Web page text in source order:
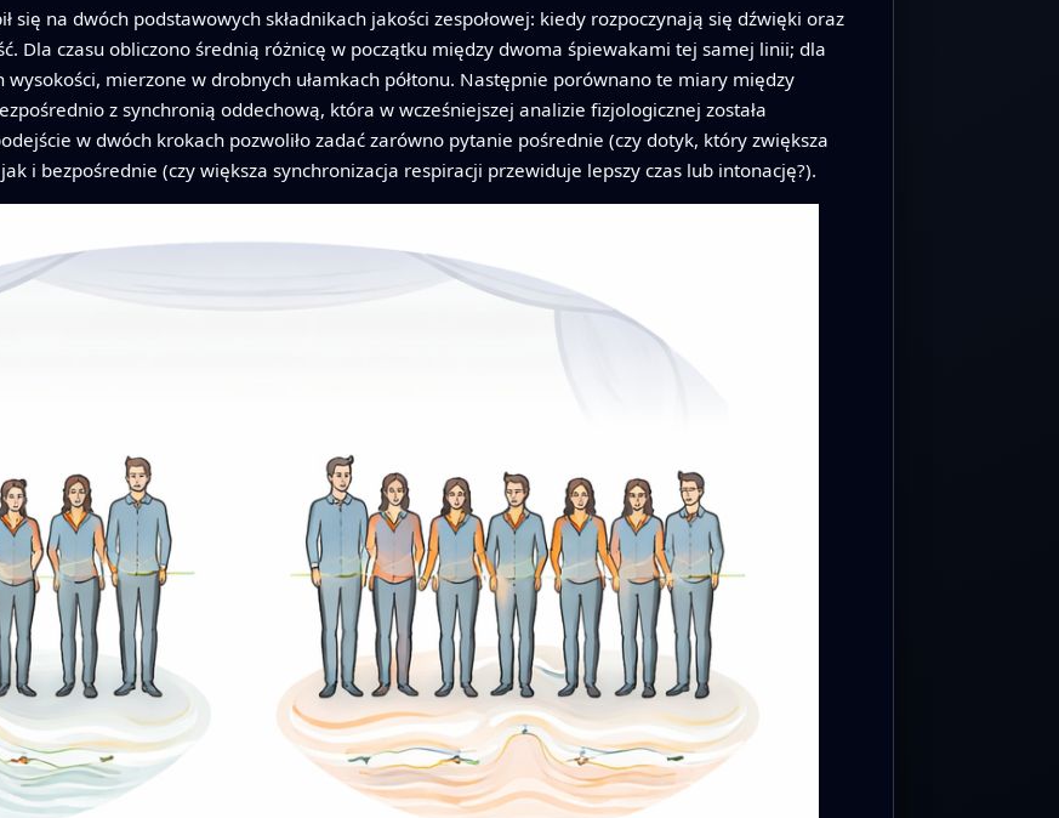
się na dwóch podstawowych składnikach jakości zespołowej: kiedy rozpoczynają się dźwięki oraz
Dla czasu obliczono średnią różnicę w początku między dwoma śpiewakami tej samej linii; dla
mierzone w drobnych ułamkach półtonu. Następnie porównano te miary między
z synchronią oddechową, która w wcześniejszej analizie fizjologicznej została
w dwóch krokach pozwoliło zadać zarówno pytanie pośrednie (czy dotyk, który zwiększa
i bezpośrednie (czy większa synchronizacja respiracji przewiduje lepszy czas lub intonację?).